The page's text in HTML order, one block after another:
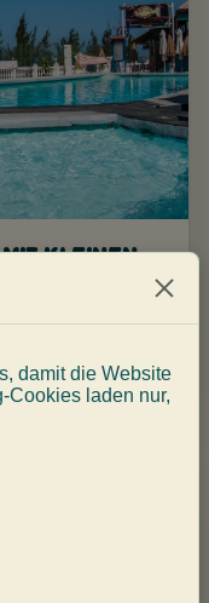
kleinen
wählen?
damit die Website
Cookies laden nur,